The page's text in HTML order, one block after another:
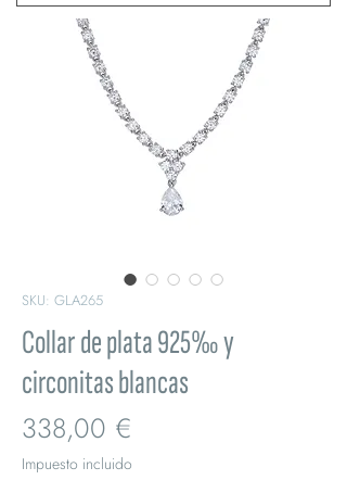
SKU: GLA265
Collar de plata 925‰ y
circonitas blancas
338,00 €
Impuesto incluido